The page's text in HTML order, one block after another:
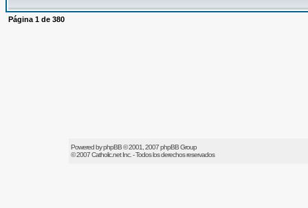
Página 1 de 380
Powered byphpBB© 2001, 2007 phpBB Group
© 2007Catholic.netInc. - Todos los derechos reservados